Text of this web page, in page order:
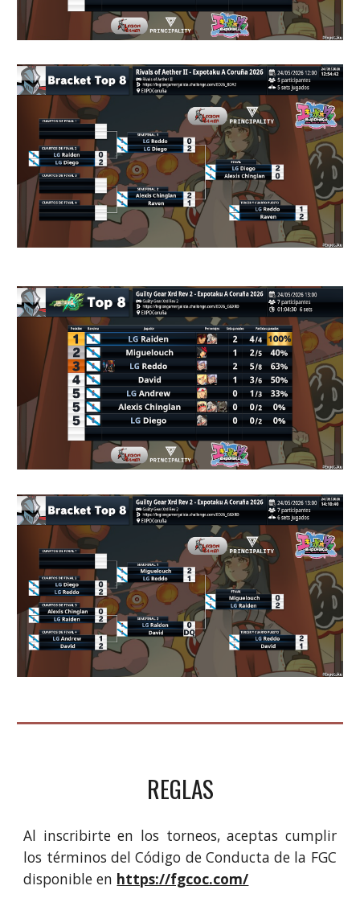
REGLAS
Al inscribirte en los torneos, aceptas cumplir
los términos del Código de Conducta de la FGC
disponible en https://fgcoc.com/